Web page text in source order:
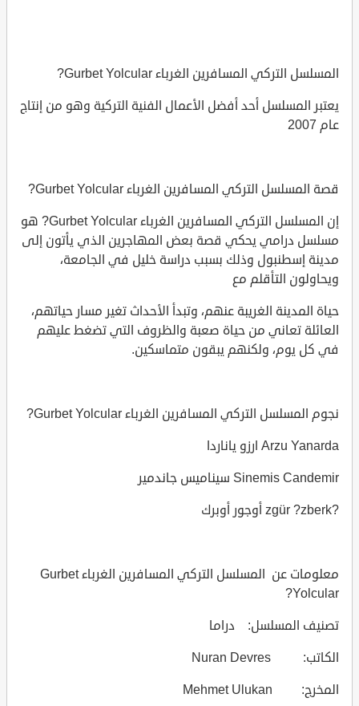
المسلسل التركي المسافرين الغرباء Gurbet Yolcular?
يعتبر المسلسل أحد أفضل الأعمال الفنية التركية وهو من إنتاج
عام 2007
قصة المسلسل التركي المسافرين الغرباء Gurbet Yolcular?
إن المسلسل التركي المسافرين الغرباء Gurbet Yolcular? هو
مسلسل درامي يحكي قصة بعض المهاجرين الذي يأتون إلى
مدينة إسطنبول وذلك بسبب دراسة خليل في الجامعة،
ويحاولون التأقلم مع
حياة المدينة الغريبة عنهم، وتبدأ الأحداث تغير مسار حياتهم،
العائلة تعاني من حياة صعبة والظروف التي تضغط عليهم
في كل يوم، ولكنهم يبقون متماسكين.
نجوم المسلسل التركي المسافرين الغرباء Gurbet Yolcular?
Arzu Yanarda ارزو ياناردا
Sinemis Candemir سيناميس جاندمير
?zgür ?zberk أوجور أوبرك
معلومات عن المسلسل التركي المسافرين الغرباء Gurbet
Yolcular?
تصنيف المسلسل: دراما
الكاتب: Nuran Devres
المخرج: Mehmet Ulukan